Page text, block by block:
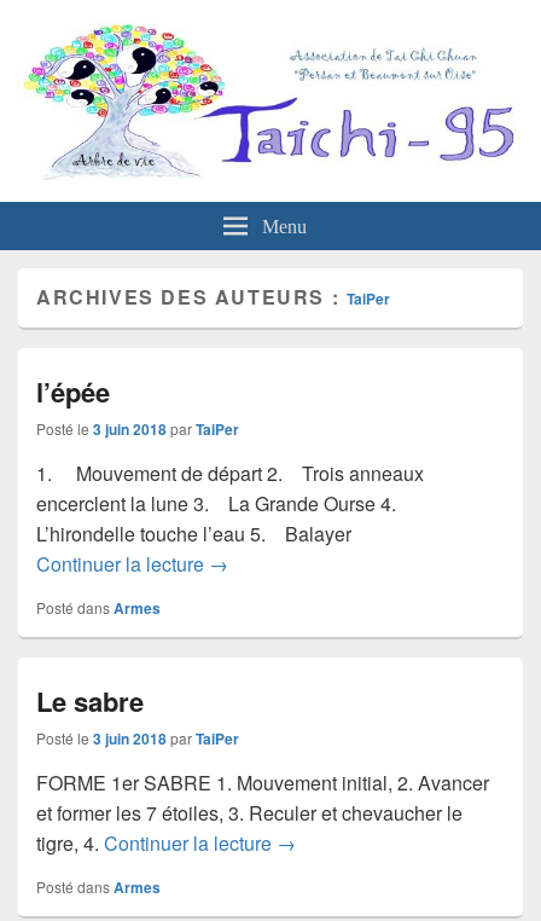
Menu
ARCHIVES DES AUTEURS : TaiPer
l’épée
Posté le 3 juin 2018parTaiPer
1. Mouvement de départ 2. Trois anneaux
encerclent la lune 3. La Grande Ourse 4.
L’hirondelle touche l’eau 5. Balayer
Continuer la lecture l’épée
→
Posté dansArmes
Le sabre
Posté le 3 juin 2018parTaiPer
FORME 1er SABRE 1. Mouvement initial, 2. Avancer
et former les 7 étoiles, 3. Reculer et chevaucher le
tigre, 4. Continuer la lecture Le sabre
→
Posté dansArmes